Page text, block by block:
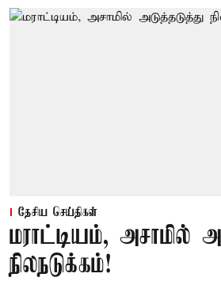
தேசிய செய்திகள்
மராட்டியம், அசாமில்
நிலநடுக்கம்!